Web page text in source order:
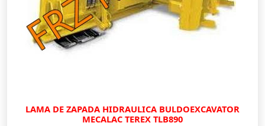
LAMA DE ZAPADA HIDRAULICA BULDOEXCAVATOR
MECALAC TEREX TLB890